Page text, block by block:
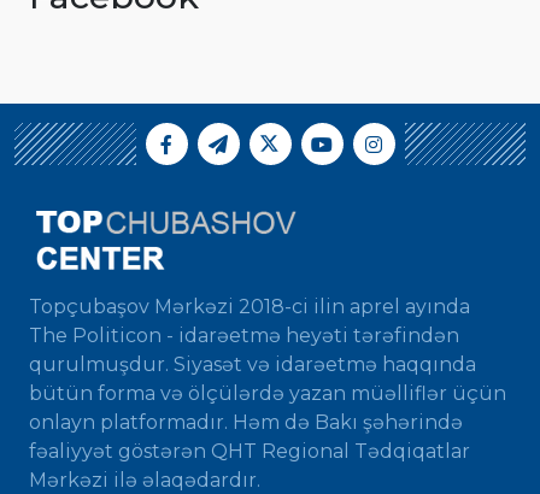
Topçubaşov Mərkəzi 2018-ci ilin aprel ayında
The Politicon - idarəetmə heyəti tərəfindən
qurulmuşdur. Siyasət və idarəetmə haqqında
bütün forma və ölçülərdə yazan müəlliflər üçün
onlayn platformadır. Həm də Bakı şəhərində
fəaliyyət göstərən QHT Regional Tədqiqatlar
Mərkəzi ilə əlaqədardır.